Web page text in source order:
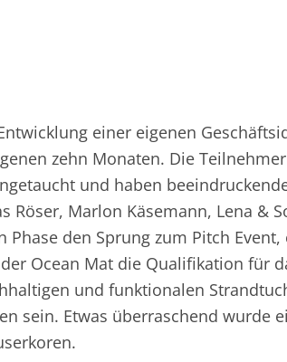
einer eigenen
zehn Monaten. Die
und haben
Röser, Marlon Käsemann, Lena
den Sprung zum Pitch
Ocean Mat die Qualifikation für
und funktionalen
sein. Etwas überraschend wurde